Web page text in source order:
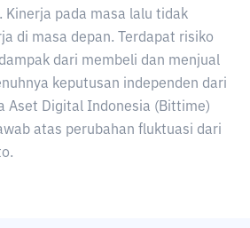
Kinerja pada masa lalu tidak
di masa depan. Terdapat risiko
dari membeli dan menjual
keputusan independen dari
Aset Digital Indonesia (Bittime)
atas perubahan fluktuasi dari